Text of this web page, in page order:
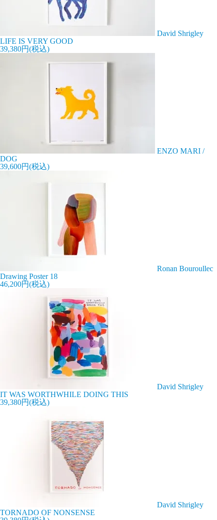
David Shrigley
LIFE IS VERY GOOD
39,380円(税込)
ENZO MARI /
DOG
39,600円(税込)
Ronan Bouroullec
Drawing Poster 18
46,200円(税込)
David Shrigley
IT WAS WORTHWHILE DOING THIS
39,380円(税込)
David Shrigley
TORNADO OF NONSENSE